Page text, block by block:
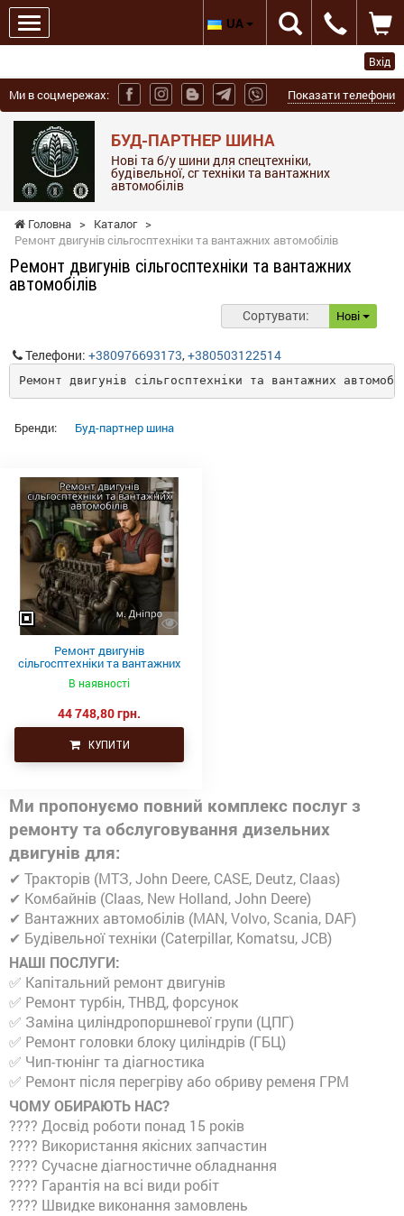
Вхід
Ми в соцмережах: Показати телефони
БУД-ПАРТНЕР ШИНА
Нові та б/у шини для спецтехніки,
будівельної, сг техніки та вантажних
автомобілів
UA
Головна > Каталог >
Ремонт двигунів сільгосптехніки та вантажних автомобілів
Ремонт двигунів сільгосптехніки та вантажних
автомобілів
Сортувати: Нові
Телефони: +380976693173,+380503122514
Ремонт двигунів сільгосптехніки та вантажних
Бренди: Буд-партнер шина
Ремонт двигунів
сільгосптехніки та вантажних
автомобілів
В наявності
44 748,80 грн.
КУПИТИ
Ми пропонуємо повний комплекс послуг з
ремонту та обслуговування дизельних
двигунів для:
✔ Тракторів (МТЗ, John Deere, CASE, Deutz, Claas)
✔ Комбайнів (Claas, New Holland, John Deere)
✔ Вантажних автомобілів (MAN, Volvo, Scania, DAF)
✔ Будівельної техніки (Caterpillar, Komatsu, JCB)
НАШІ ПОСЛУГИ:
✅ Капітальний ремонт двигунів
✅ Ремонт турбін, ТНВД, форсунок
✅ Заміна циліндропоршневої групи (ЦПГ)
✅ Ремонт головки блоку циліндрів (ГБЦ)
✅ Чип-тюнінг та діагностика
✅ Ремонт після перегріву або обриву ременя ГРМ
ЧОМУ ОБИРАЮТЬ НАС?
???? Досвід роботи понад 15 років
???? Використання якісних запчастин
???? Сучасне діагностичне обладнання
???? Гарантія на всі види робіт
???? Швидке виконання замовлень